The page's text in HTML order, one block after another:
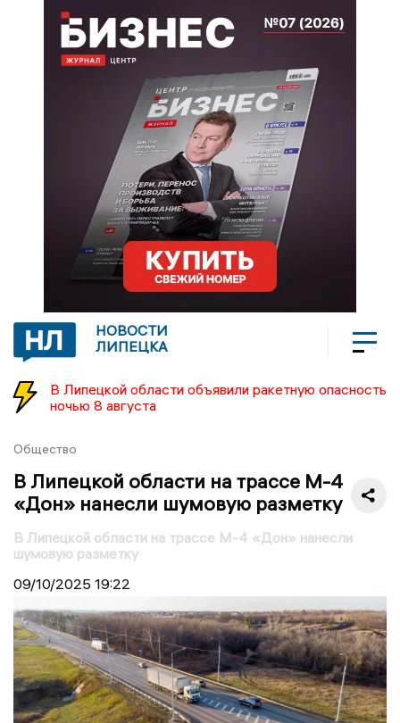
НОВОСТИ
ЛИПЕЦКА
В Липецкой области объявили ракетную опасность
ночью 8 августа
Общество
В Липецкой области на трассе М-4
«Дон» нанесли шумовую разметку
В Липецкой области на трассе М-4 «Дон» нанесли
шумовую разметку
09/10/2025 19:22